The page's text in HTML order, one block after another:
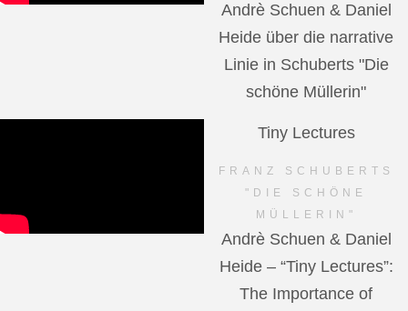
Andrè Schuen & Daniel
Heide über die narrative
Linie in Schuberts "Die
schöne Müllerin"
Tiny Lectures
FRANZ SCHUBERTS
"DIE SCHÖNE
MÜLLERIN"
Andrè Schuen & Daniel
Heide – “Tiny Lectures”:
The Importance of